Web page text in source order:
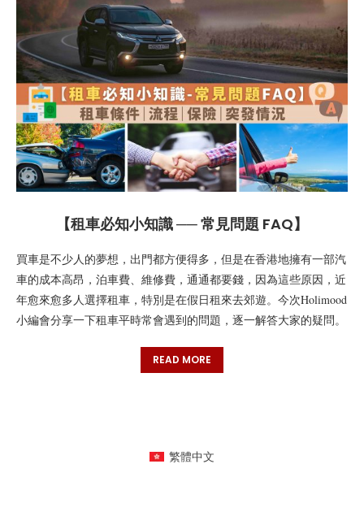
【租車必知小知識 ── 常見問題 FAQ】
買車是不少人的夢想，出門都方便得多，但是在香港地擁有一部汽
車的成本高昂，泊車費、維修費，通通都要錢，因為這些原因，近
年愈來愈多人選擇租車，特別是在假日租來去郊遊。今次Holimood
小編會分享一下租車平時常會遇到的問題，逐一解答大家的疑問。
READ MORE
繁體中文